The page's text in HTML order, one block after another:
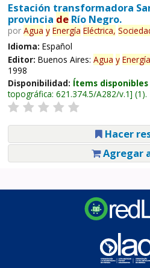
Estación transformadora
provincia deRío Negro.
por Agua y Energía Eléctrica,
Idioma: Español
Editor: Buenos Aires: Agua y Energía
1998
Disponibilidad: Ítems
topográfica: 621.374.5/A282/v.1 (1).
Hacer
Agregar